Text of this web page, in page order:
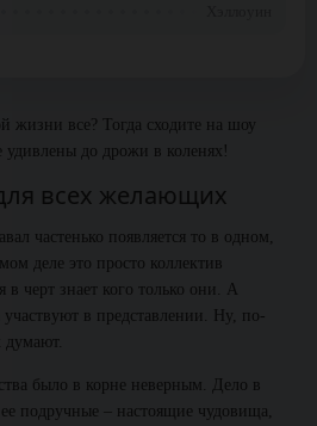
жизни все? Тогда сходите на шоу
удивлены до дрожи в коленях!
всех желающих
частенько появляется то в одном,
деле это просто коллектив
в черт знает кого только они. А
участвуют в представлении. Ну, по-
думают.
было в корне неверным. Дело в
подручные – настоящие чудовища,